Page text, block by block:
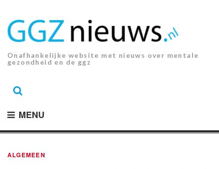
inhoud.
Onafhankelijke website met nieuws over mentale
gezondheid en de ggz
MENU
ALGEMEEN